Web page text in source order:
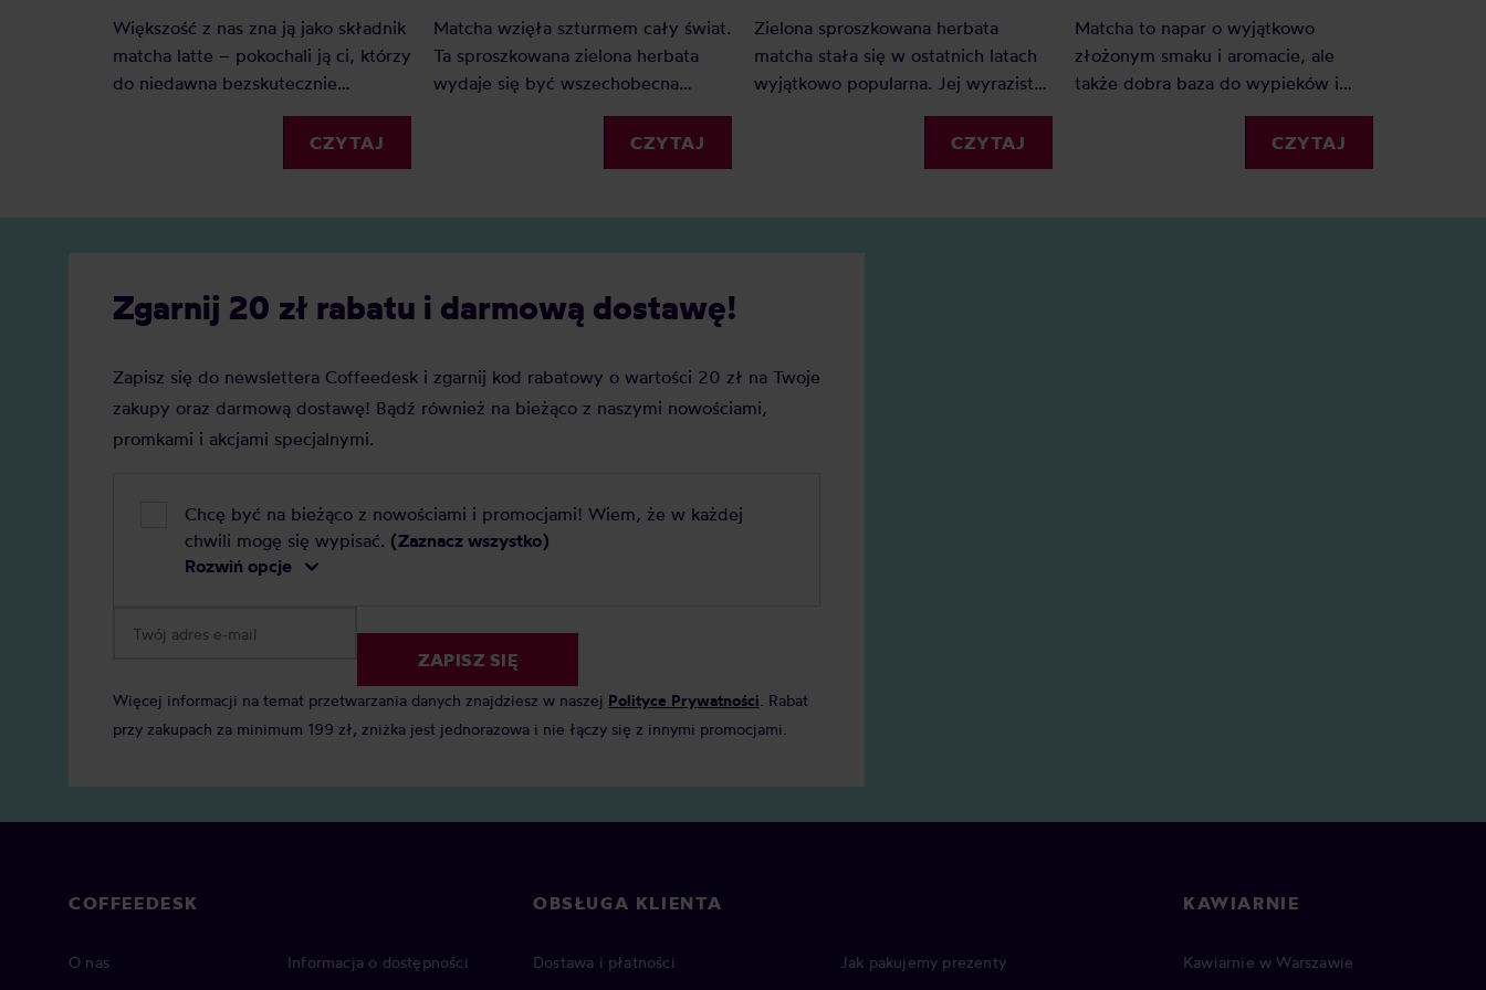
Większość z nas zna ją jako składnik
matcha latte – pokochali ją ci, którzy
do niedawna bezskutecznie
poszukiwali ciekawej alternatywy
dla mlecznych kaw. Matcha to
jednak o wiele więcej – jak
japońskiej.
CZYTAJ
Matcha wzięła szturmem cały świat.
Ta sproszkowana zielona herbata
wydaje się być wszechobecna
zarówno w sieciówkach, dużych
kawiarniach korporacyjnych i
małych kawiarniach specialty. Dużo
CZYTAJ
Zielona sproszkowana herbata
matcha stała się w ostatnich latach
wyjątkowo popularna. Jej wyrazisty
smak i aromat są charakterystyczne,
umamiczne, lekko cierpkie i
trawiaste. Jednak na rynku pojawiają
CZYTAJ
Matcha to napar o wyjątkowo
złożonym smaku i aromacie, ale
także dobra baza do wypieków i
ciekawych napojów mlecznych.
dlatego warto zaprosić matchę pod
własny dach. Jaka matcha na
CZYTAJ
Zgarnij 20 zł rabatu i darmową dostawę!
Zapisz się do newslettera Coffeedesk i zgarnij kod rabatowy o wartości 20 zł na Twoje
zakupy oraz darmową dostawę! Bądź również na bieżąco z naszymi nowościami,
promkami i akcjami specjalnymi.
Chcę być na bieżąco z nowościami i promocjami! Wiem, że w każdej
chwili mogę się wypisać. (Zaznacz wszystko)
Rozwiń opcje
ZAPISZ SIĘ
Więcej informacji na temat przetwarzania danych znajdziesz w naszej Polityce Prywatności . Rabat
przy zakupach za minimum 199 zł, zniżka jest jednorazowa i nie łączy się z innymi promocjami.
COFFEEDESK
O nas
Informacja o dostępności
OBSŁUGA KLIENTA
Dostawa i płatności
Jak pakujemy prezenty
KAWIARNIE
Kawiarnie w Warszawie